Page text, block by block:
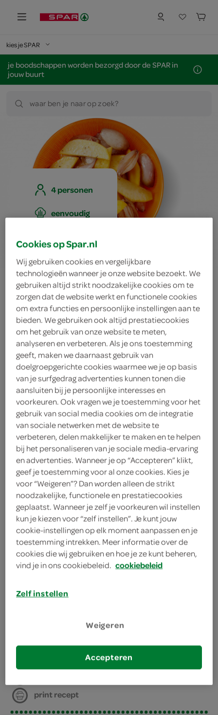
kies je SPAR
je boodschappen worden bezorgd door de SPAR in
jouw buurt
waar ben je naar op zoek?
4 personen
eenvoudig
geroosterde
koolraap met
sjalotten uit de
oven
ingrediënten
1 theelepel poedersuiker
3 eetlepels olijfolie
200 gram sjalotjes
1 koolraap
kies je winkel
deel op twitter
print recept
Cookies op Spar.nl
Wij gebruiken cookies en vergelijkbare
technologieën wanneer je onze website bezoekt. We
gebruiken altijd strikt noodzakelijke cookies om te
zorgen dat de website werkt en functionele cookies
om extra functies en persoonlijke instellingen aan te
bieden. We gebruiken ook altijd prestatiecookies
om het gebruik van onze website te meten,
analyseren en verbeteren. Als je ons toestemming
geeft, maken we daarnaast gebruik van
doelgroepgerichte cookies waarmee we je op basis
van je surfgedrag advertenties kunnen tonen die
aansluiten bij je persoonlijke interesses en
voorkeuren. Ook vragen we je toestemming voor het
gebruik van social media cookies om de integratie
van sociale netwerken met de website te
verbeteren, delen makkelijker te maken en te helpen
bij het personaliseren van je sociale media-ervaring
en advertenties. Wanneer je op “Accepteren” klikt,
geef je toestemming voor al onze cookies. Kies je
voor “Weigeren”? Dan worden alleen de strikt
noodzakelijke, functionele en prestatiecookies
geplaatst. Wanneer je zelf je voorkeuren wil instellen
kun je kiezen voor “zelf instellen”. Je kunt jouw
cookie-instellingen op elk moment aanpassen en je
toestemming intrekken. Meer informatie over de
cookies die wij gebruiken en hoe je ze kunt beheren,
vind je in ons cookiebeleid. cookiebeleid
Zelf instellen
Weigeren
Accepteren